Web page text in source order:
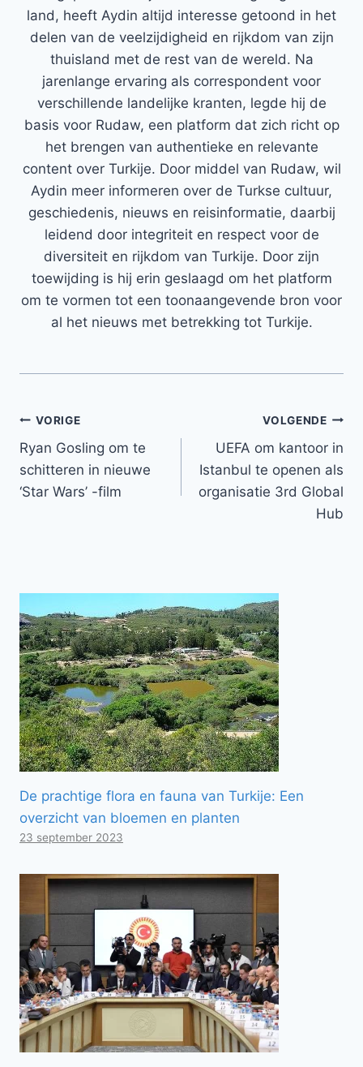
land, heeft Aydin altijd interesse getoond in het
delen van de veelzijdigheid en rijkdom van zijn
thuisland met de rest van de wereld. Na
jarenlange ervaring als correspondent voor
verschillende landelijke kranten, legde hij de
basis voor Rudaw, een platform dat zich richt op
het brengen van authentieke en relevante
content over Turkije. Door middel van Rudaw, wil
Aydin meer informeren over de Turkse cultuur,
geschiedenis, nieuws en reisinformatie, daarbij
leidend door integriteit en respect voor de
diversiteit en rijkdom van Turkije. Door zijn
toewijding is hij erin geslaagd om het platform
om te vormen tot een toonaangevende bron voor
al het nieuws met betrekking tot Turkije.
Bericht
navigatie
VORIGE
Ryan Gosling om te
schitteren in nieuwe
‘Star Wars’ -film
VOLGENDE
UEFA om kantoor in
Istanbul te openen als
organisatie 3rd Global
Hub
De prachtige flora en fauna van Turkije: Een
overzicht van bloemen en planten
23 september 2023